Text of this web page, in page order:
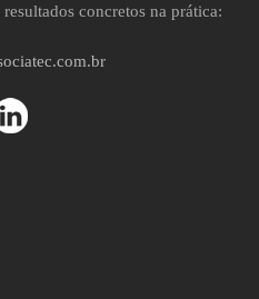
concretos na prática: